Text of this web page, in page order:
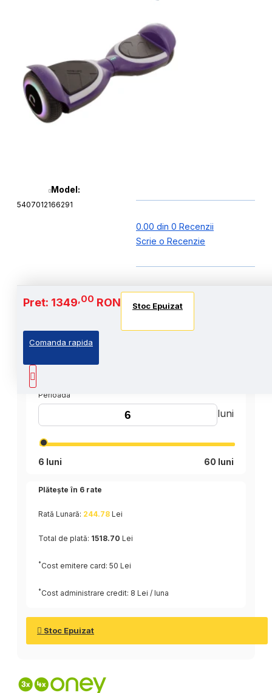
Model:
5407012166291
0.00 din 0 Recenzii
Scrie o Recenzie
Pret: 1349,00 RON Stoc Epuizat
Comanda rapida
Perioada
luni
6 luni 60 luni
Plătește în 6 rate
Rată Lunară: 244.78 Lei
Total de plată: 1518.70 Lei
* Cost emitere card: 50 Lei
* Cost administrare credit: 8 Lei / luna
Stoc Epuizat